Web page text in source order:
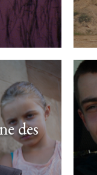
des